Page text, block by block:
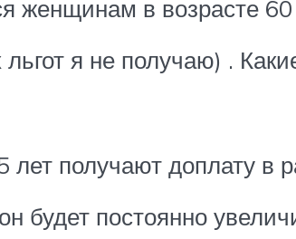
женщинам в возрасте 60
я не получаю) .
получают доплату в
будет постоянно